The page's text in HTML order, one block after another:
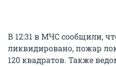
В 12:31 в МЧС сообщили,
ликвидировано, пожар
120 квадратов. Также